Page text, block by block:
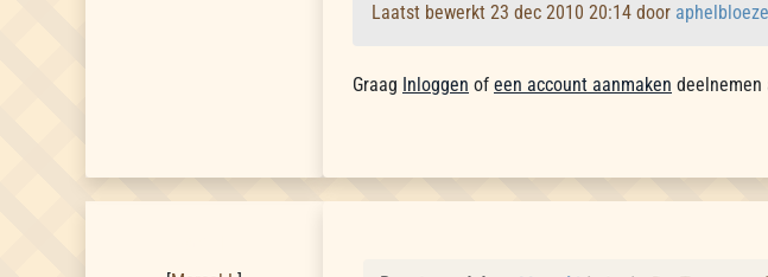
Laatst bewerkt 23 dec 2010 20:14 door
Graag Inloggen of een account aanmaken deelnemen